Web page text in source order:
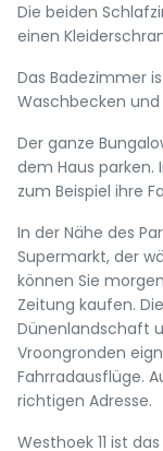
Die beiden
einen
Das Badezimmer
Waschbecken
Der ganze
dem Haus parken.
zum Beispiel ihre
In der Nähe des
Supermarkt, der
können Sie
Zeitung kaufen.
Dünenlandschaft
Vroongronden
Fahrradausflüge.
richtigen Adresse.
Westhoek 11 ist